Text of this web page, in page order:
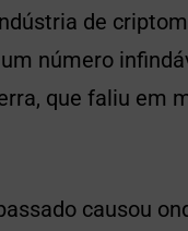
de
número
que faliu em
causou